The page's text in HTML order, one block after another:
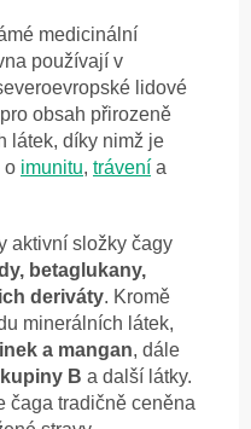
medicinální
používají v
lidové
obsah přirozeně
látek, díky nimž je
o imunitu, trávení a
aktivní složky čagy
betaglukany,
deriváty. Kromě
minerálních látek,
a mangan, dále
B a další látky.
čaga tradičně ceněna